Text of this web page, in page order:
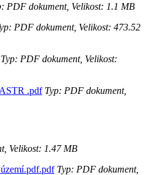
PDF dokument, Velikost: 1.1 MB
PDF dokument, Velikost: 473.52
PDF dokument, Velikost:
.pdfTyp: PDF dokument,
Velikost: 1.47 MB
Typ: PDF dokument,